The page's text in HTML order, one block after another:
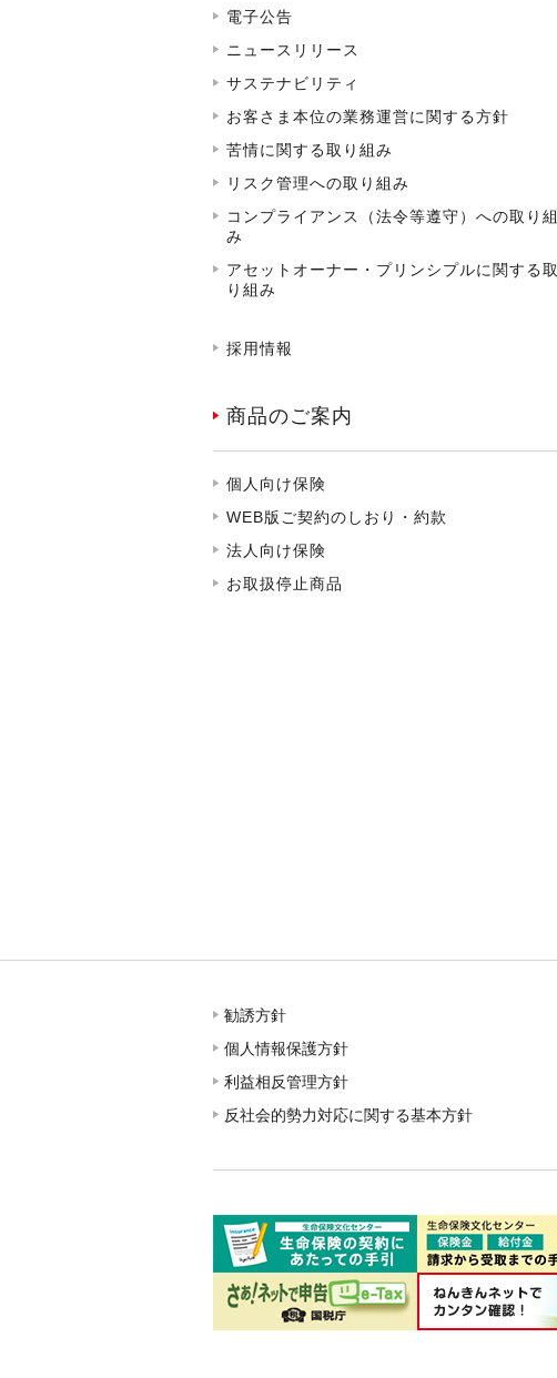
電子公告
ニュースリリース
サステナビリティ
お客さま本位の業務運営に関する方針
苦情に関する取り組み
リスク管理への取り組み
コンプライアンス（法令等遵守）への取り組
み
アセットオーナー・プリンシプルに関する取
り組み
採用情報
商品のご案内
個人向け保険
WEB版ご契約のしおり・約款
法人向け保険
お取扱停止商品
勧誘方針
個人情報保護方針
利益相反管理方針
反社会的勢力対応に関する基本方針